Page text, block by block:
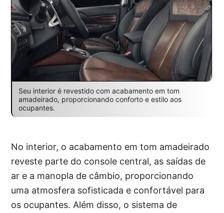
Seu interior é revestido com acabamento em tom
amadeirado, proporcionando conforto e estilo aos
ocupantes.
No interior, o acabamento em tom amadeirado
reveste parte do console central, as saídas de
ar e a manopla de câmbio, proporcionando
uma atmosfera sofisticada e confortável para
os ocupantes. Além disso, o sistema de